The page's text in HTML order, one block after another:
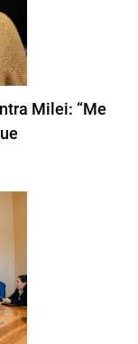
Milei: “Me